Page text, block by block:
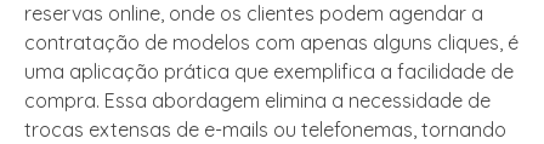
reservas online, onde os clientes podem agendar a
contratação de modelos com apenas alguns cliques, é
uma aplicação prática que exemplifica a facilidade de
compra. Essa abordagem elimina a necessidade de
trocas extensas de e-mails ou telefonemas, tornando